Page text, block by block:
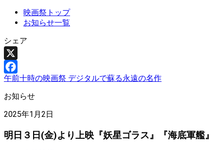
映画祭トップ
お知らせ一覧
シェア
X
Facebook
午前十時の映画祭 デジタルで蘇る永遠の名作
お知らせ
2025年1月2日
明日３日(金)より上映『妖星ゴラス』『海底軍艦』